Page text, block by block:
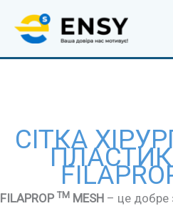
вмісту
СІТКА
FILAPROP TM MESH – це добре